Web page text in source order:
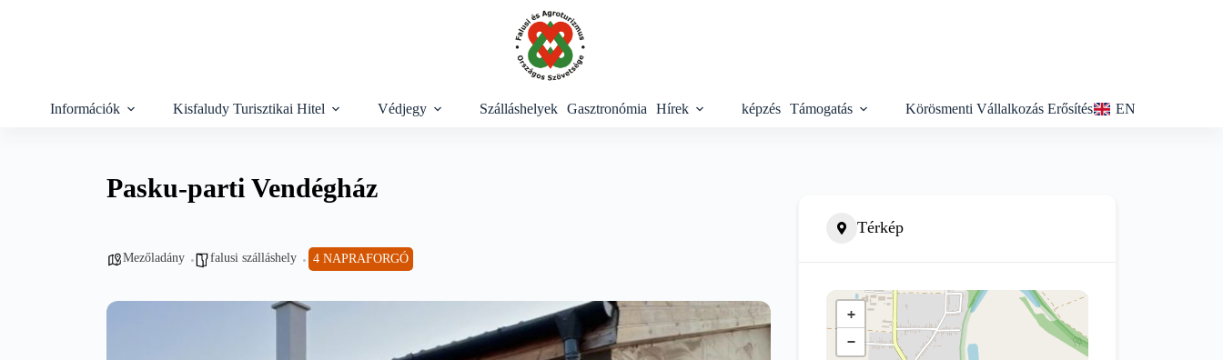
Információk Kisfaludy Turisztikai Hitel Védjegy Szálláshelyek Gasztronómia Hírek képzés Támogatás Körösmenti Vállalkozás Erősítés EN
Pasku-parti Vendégház
Mezőladány falusi szálláshely 4 NAPRAFORGÓ
Térkép
+
−